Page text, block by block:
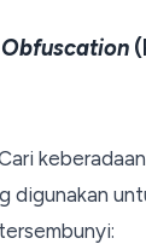
Obfuscation
digunakan